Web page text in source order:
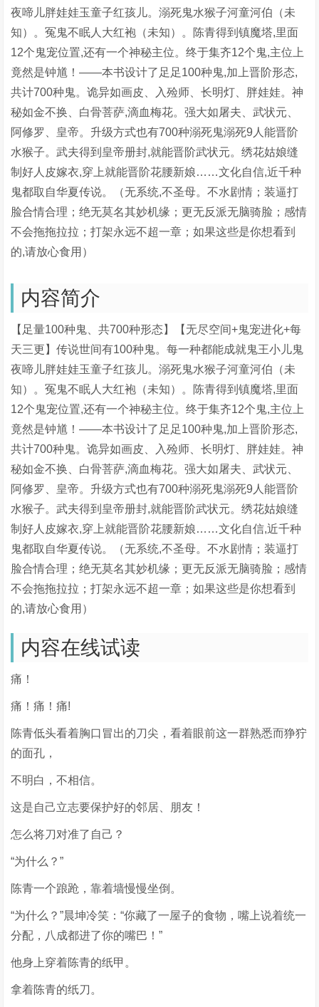
夜啼儿胖娃娃玉童子红孩儿。溺死鬼水猴子河童河伯（未
知）。冤鬼不眠人大红袍（未知）。陈青得到镇魔塔,里面
12个鬼宠位置,还有一个神秘主位。终于集齐12个鬼,主位上
竟然是钟馗！——本书设计了足足100种鬼,加上晋阶形态,
共计700种鬼。诡异如画皮、入殓师、长明灯、胖娃娃。神
秘如金不换、白骨菩萨,滴血梅花。强大如屠夫、武状元、
阿修罗、皇帝。升级方式也有700种溺死鬼溺死9人能晋阶
水猴子。武夫得到皇帝册封,就能晋阶武状元。绣花姑娘缝
制好人皮嫁衣,穿上就能晋阶花腰新娘……文化自信,近千种
鬼都取自华夏传说。（无系统,不圣母。不水剧情；装逼打
脸合情合理；绝无莫名其妙机缘；更无反派无脑骑脸；感情
不会拖拖拉拉；打架永远不超一章；如果这些是你想看到
的,请放心食用）
内容简介
【足量100种鬼、共700种形态】【无尽空间+鬼宠进化+每
天三更】传说世间有100种鬼。每一种都能成就鬼王小儿鬼
夜啼儿胖娃娃玉童子红孩儿。溺死鬼水猴子河童河伯（未
知）。冤鬼不眠人大红袍（未知）。陈青得到镇魔塔,里面
12个鬼宠位置,还有一个神秘主位。终于集齐12个鬼,主位上
竟然是钟馗！——本书设计了足足100种鬼,加上晋阶形态,
共计700种鬼。诡异如画皮、入殓师、长明灯、胖娃娃。神
秘如金不换、白骨菩萨,滴血梅花。强大如屠夫、武状元、
阿修罗、皇帝。升级方式也有700种溺死鬼溺死9人能晋阶
水猴子。武夫得到皇帝册封,就能晋阶武状元。绣花姑娘缝
制好人皮嫁衣,穿上就能晋阶花腰新娘……文化自信,近千种
鬼都取自华夏传说。（无系统,不圣母。不水剧情；装逼打
脸合情合理；绝无莫名其妙机缘；更无反派无脑骑脸；感情
不会拖拖拉拉；打架永远不超一章；如果这些是你想看到
的,请放心食用）
内容在线试读
痛！
痛！痛！痛!
陈青低头看着胸口冒出的刀尖，看着眼前这一群熟悉而狰狞
的面孔，
不明白，不相信。
这是自己立志要保护好的邻居、朋友！
怎么将刀对准了自己？
“为什么？”
陈青一个踉跄，靠着墙慢慢坐倒。
“为什么？”晨坤冷笑：“你藏了一屋子的食物，嘴上说着统一
分配，八成都进了你的嘴巴！”
他身上穿着陈青的纸甲。
拿着陈青的纸刀。